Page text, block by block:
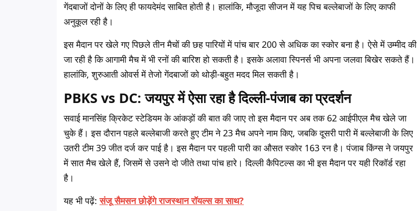
गेंदबाजों दोनों के लिए ही फायदेमंद साबित होती है। हालांकि, मौजूदा सीजन में यह पिच बल्लेबाजों के लिए काफी
अनुकूल रही है।
इस मैदान पर खेले गए पिछले तीन मैचों की छह पारियों में पांच बार 200 से अधिक का स्कोर बना है। ऐसे में उम्मीद की
जा रही है कि आगामी मैच में भी रनों की बारिश हो सकती है। इसके अलावा स्पिनर्स भी अपना जलवा बिखेर सकते हैं।
हालांकि, शुरुआती ओवर्स में तेजो गेंदबाजों को थोड़ी-बहुत मदद मिल सकती है।
PBKS vs DC: जयपुर में ऐसा रहा है दिल्ली-पंजाब का प्रदर्शन
सवाई मानसिंह क्रिकेट स्टेडियम के आंकड़ों की बात की जाए तो इस मैदान पर अब तक 62 आईपीएल मैच खेले जा
चुके हैं। इस दौरान पहले बल्लेबाजी करते हुए टीम ने 23 मैच अपने नाम किए, जबकि दूसरी पारी में बल्लेबाजी के लिए
उतरी टीम 39 जीत दर्ज कर पाई है। इस मैदान पर पहली पारी का औसत स्कोर 163 रन है। पंजाब किंग्स ने जयपुर
में सात मैच खेले हैं, जिसमें से उसने दो जीते तथा पांच हारे। दिल्ली कैपिटल्स का भी इस मैदान पर यही रिकॉर्ड रहा
है।
यह भी पढ़ें:संजू सैमसन छोड़ेंगे राजस्थान रॉयल्स का साथ?